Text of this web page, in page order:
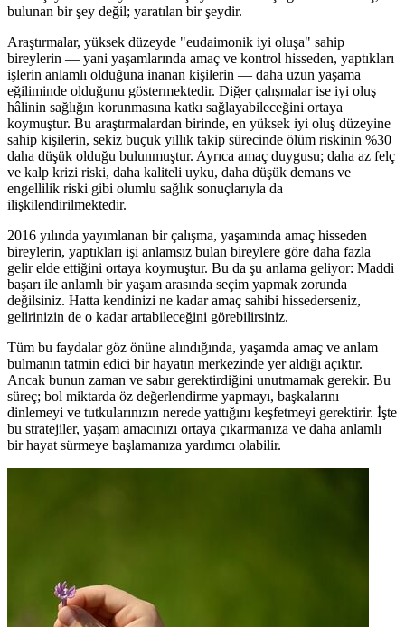
bulunan bir şey değil; yaratılan bir şeydir.
Araştırmalar, yüksek düzeyde "eudaimonik iyi oluşa" sahip
bireylerin — yani yaşamlarında amaç ve kontrol hisseden, yaptıkları
işlerin anlamlı olduğuna inanan kişilerin — daha uzun yaşama
eğiliminde olduğunu göstermektedir. Diğer çalışmalar ise iyi oluş
hâlinin sağlığın korunmasına katkı sağlayabileceğini ortaya
koymuştur. Bu araştırmalardan birinde, en yüksek iyi oluş düzeyine
sahip kişilerin, sekiz buçuk yıllık takip sürecinde ölüm riskinin %30
daha düşük olduğu bulunmuştur. Ayrıca amaç duygusu; daha az felç
ve kalp krizi riski, daha kaliteli uyku, daha düşük demans ve
engellilik riski gibi olumlu sağlık sonuçlarıyla da
ilişkilendirilmektedir.
2016 yılında yayımlanan bir çalışma, yaşamında amaç hisseden
bireylerin, yaptıkları işi anlamsız bulan bireylere göre daha fazla
gelir elde ettiğini ortaya koymuştur. Bu da şu anlama geliyor: Maddi
başarı ile anlamlı bir yaşam arasında seçim yapmak zorunda
değilsiniz. Hatta kendinizi ne kadar amaç sahibi hissederseniz,
gelirinizin de o kadar artabileceğini görebilirsiniz.
Tüm bu faydalar göz önüne alındığında, yaşamda amaç ve anlam
bulmanın tatmin edici bir hayatın merkezinde yer aldığı açıktır.
Ancak bunun zaman ve sabır gerektirdiğini unutmamak gerekir. Bu
süreç; bol miktarda öz değerlendirme yapmayı, başkalarını
dinlemeyi ve tutkularınızın nerede yattığını keşfetmeyi gerektirir. İşte
bu stratejiler, yaşam amacınızı ortaya çıkarmanıza ve daha anlamlı
bir hayat sürmeye başlamanıza yardımcı olabilir.